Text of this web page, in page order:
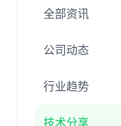
全部资讯
公司动态
行业趋势
技术分享